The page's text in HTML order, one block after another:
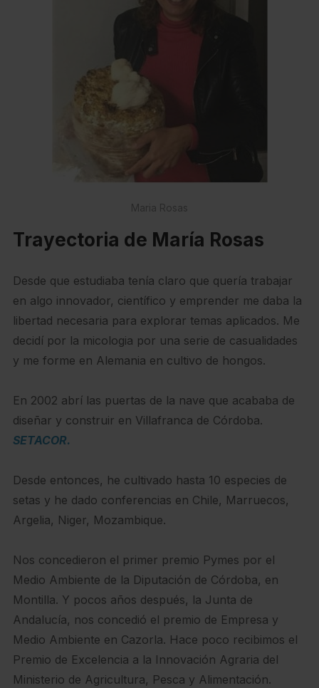
Maria Rosas
Trayectoria de María Rosas
Desde que estudiaba tenía claro que quería trabajar
en algo innovador, científico y emprender me daba la
libertad necesaria para explorar temas aplicados. Me
decidí por la micologia por una serie de casualidades
y me forme en Alemania en cultivo de hongos.
En 2002 abrí las puertas de la nave que acababa de
diseñar y construir en Villafranca de Córdoba.
SETACOR.
Desde entonces, he cultivado hasta 10 especies de
setas y he dado conferencias en Chile, Marruecos,
Argelia, Niger, Mozambique.
Nos concedieron el primer premio Pymes por el
Medio Ambiente de la Diputación de Córdoba, en
Montilla. Y pocos años después, la Junta de
Andalucía, nos concedió el premio de Empresa y
Medio Ambiente en Cazorla. Hace poco recibimos el
Premio de Excelencia a la Innovación Agraria del
Ministerio de Agricultura, Pesca y Alimentación.